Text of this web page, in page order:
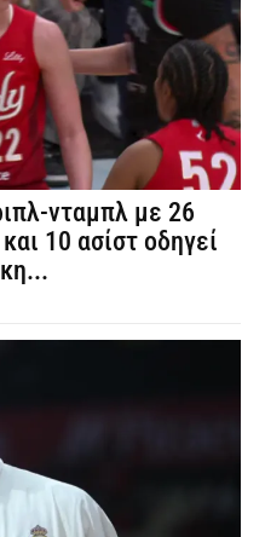
νταμπλ με 26
10 ασίστ οδηγεί